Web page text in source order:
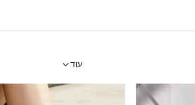
עוד